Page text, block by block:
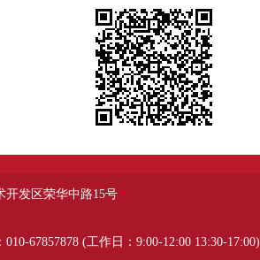
开发区荣华中路15号
67857878 (工作日：9:00-12:00 13:30-17:00)